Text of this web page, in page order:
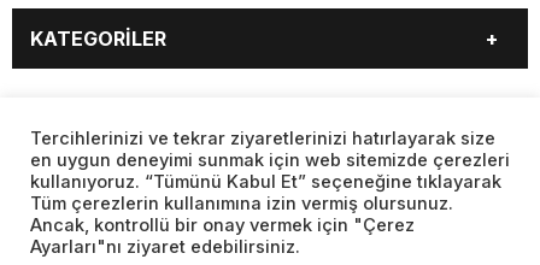
KATEGORİLER
EĞİTİM
SAĞLIK
YAŞAM
SPOR
MAGAZİN
KÜLTÜR SANAT
TEKNOLOJİ
DÜNYA
SAYFALAR
BURÇLAR
CANLI BORSA
CANLI SONUÇLAR
CANLI TV
FİKSTÜR
FİRMA EKLE
Web sitemizde yer alan haber içerikleri izin alınmadan,
kaynak gösterilerek dahi iktibas edilemez. Kanuna aykırı ve
Tercihlerinizi ve tekrar ziyaretlerinizi hatırlayarak size
en uygun deneyimi sunmak için web sitemizde çerezleri
kullanıyoruz. “Tümünü Kabul Et” seçeneğine tıklayarak
Tüm çerezlerin kullanımına izin vermiş olursunuz.
Ancak, kontrollü bir onay vermek için "Çerez
Ayarları"nı ziyaret edebilirsiniz.